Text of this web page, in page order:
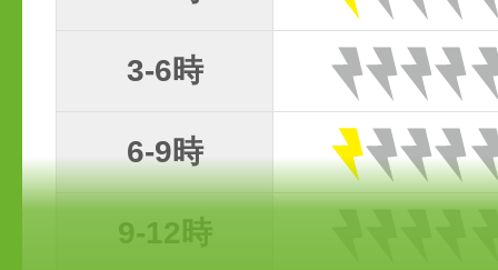
3-6時
6-9時
9-12時